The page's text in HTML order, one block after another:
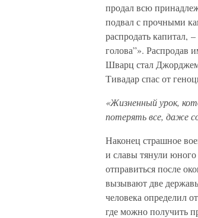
продал всю
подвал с прочными
распродать капитал,
голова”». Распродав
Шварц стал Джорджем
Тивадар спас от
«Жизненный урок,
потерять все, даже
Наконец страшное
и славы тянули
отправиться после
вызывают две
человека определил
где можно получить